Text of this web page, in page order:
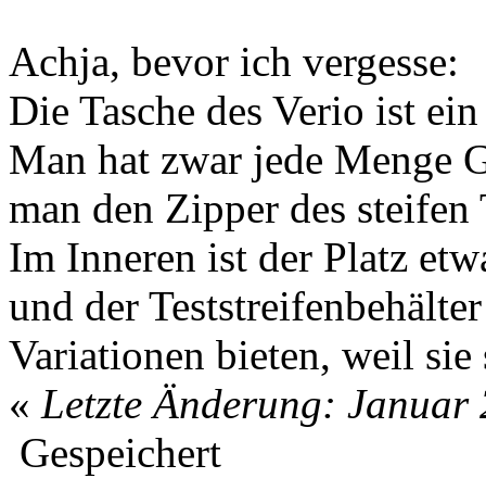
Achja, bevor ich vergesse:
Die Tasche des Verio ist
Man hat zwar jede Menge
man den Zipper des
Im Inneren ist der Platz
und der
Variationen bieten, weil
« Letzte Änderung:
Gespeichert